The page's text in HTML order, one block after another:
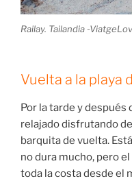
Railay. Tailandia -
Vuelta a la playa
Por la tarde y después
relajado disfrutando
barquita de vuelta.
no dura mucho, pero el
toda la costa desde el